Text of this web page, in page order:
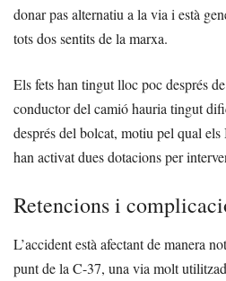
donar pas alternatiu a la via i està
tots dos sentits de la marxa.
Els fets han tingut lloc poc després
conductor del camió hauria tingut
després del bolcat, motiu pel qual
han activat dues dotacions per
Retencions i
L’accident està afectant de manera
punt de la C-37, una via molt